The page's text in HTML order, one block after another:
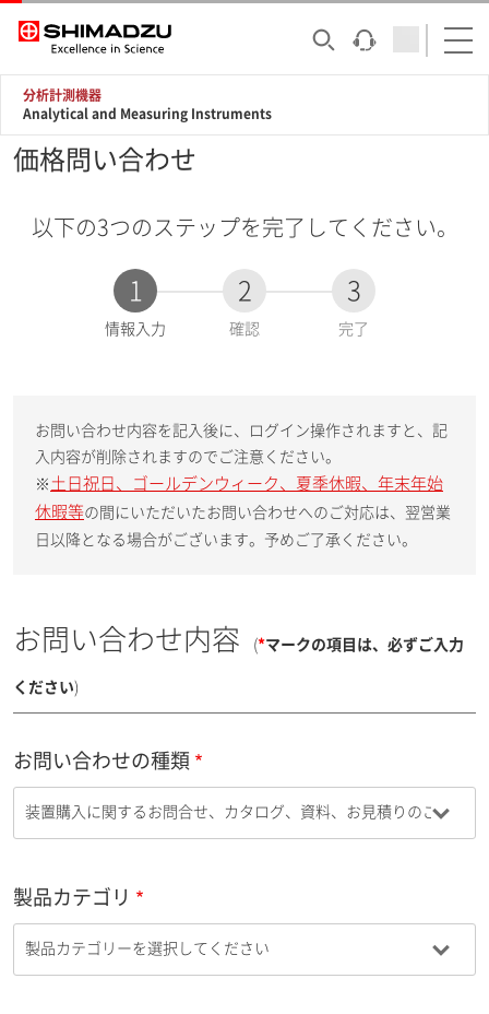
分析計測機器
Analytical and Measuring Instruments
価格問い合わせ
以下の3つのステップを完了してください。
1
現
情報入力
2
確認
3
完了
お問い合わせ内容を記入後に、ログイン操作されますと、記
入内容が削除されますのでご注意ください。
※ 土日祝日、ゴールデンウィーク、夏季休暇、年末年始
休暇等の間にいただいたお問い合わせへのご対応は、翌営業
日以降となる場合がございます。予めご了承ください。
お問い合わせ内容 (*マークの項目は、必ずご入力
ください)
お問い合わせの種類
製品カテゴリ